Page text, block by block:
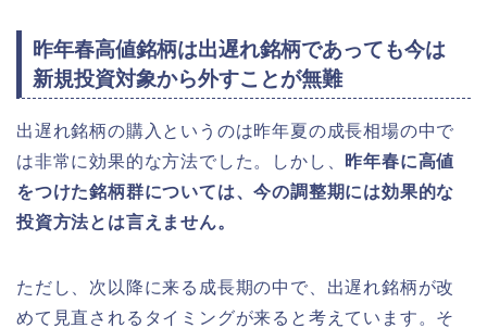
昨年春高値銘柄は出遅れ銘柄であっても今は
新規投資対象から外すことが無難
出遅れ銘柄の購入というのは昨年夏の成長相場の中で
は非常に効果的な方法でした。しかし、 昨年春に高値
をつけた銘柄群については、今の調整期には効果的な
投資方法とは言えません。
ただし、次以降に来る成長期の中で、出遅れ銘柄が改
めて見直されるタイミングが来ると考えています。そ